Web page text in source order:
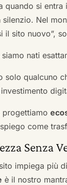
quando si
Nel
sito nuovo”,
siamo nati
qualcuno
progettiamo
come
Senza
impiega più
è il nostro